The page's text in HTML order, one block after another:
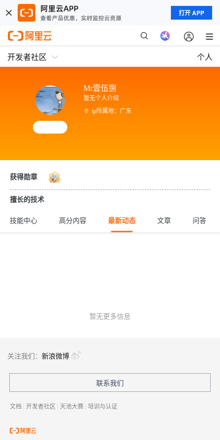
打开 APP
开发者社区 个人
Mr壹伍捌
暂无个人介绍
ip所属地：广东
获得勋章
擅长的技术
技能中心 高分内容 最新动态 文章 问答
暂无更多信息
关注我们： 新浪微博
联系我们
文档 | 开发者社区 | 天池大赛 | 培训与认证